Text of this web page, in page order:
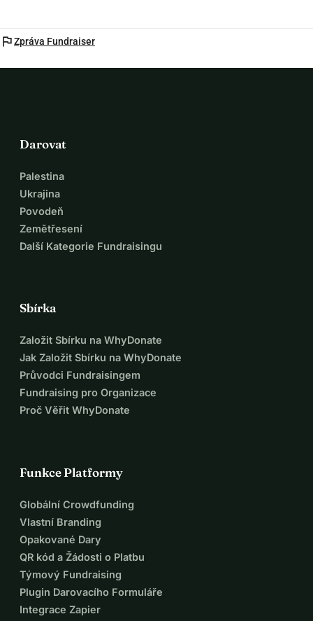
flagZpráva Fundraiser
Darovat
Palestina
Ukrajina
Povodeň
Zemětřesení
Další Kategorie Fundraisingu
Sbírka
Založit Sbírku na WhyDonate
Jak Založit Sbírku na WhyDonate
Průvodci Fundraisingem
Fundraising pro Organizace
Proč Věřit WhyDonate
Funkce Platformy
Globální Crowdfunding
Vlastní Branding
Opakované Dary
QR kód a Žádosti o Platbu
Týmový Fundraising
Plugin Darovacího Formuláře
Integrace Zapier